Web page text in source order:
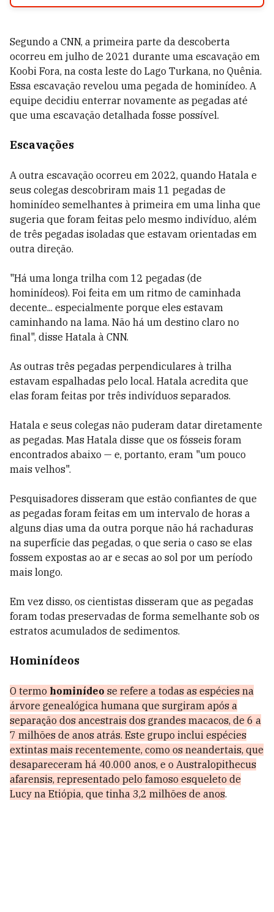
Segundo a CNN, a primeira parte da descoberta
ocorreu em julho de 2021 durante uma escavação em
Koobi Fora, na costa leste do Lago Turkana, no Quênia.
Essa escavação revelou uma pegada de hominídeo. A
equipe decidiu enterrar novamente as pegadas até
que uma escavação detalhada fosse possível.
Escavações
A outra escavação ocorreu em 2022, quando Hatala e
seus colegas descobriram mais 11 pegadas de
hominídeo semelhantes à primeira em uma linha que
sugeria que foram feitas pelo mesmo indivíduo, além
de três pegadas isoladas que estavam orientadas em
outra direção.
"Há uma longa trilha com 12 pegadas (de
hominídeos). Foi feita em um ritmo de caminhada
decente... especialmente porque eles estavam
caminhando na lama. Não há um destino claro no
final", disse Hatala à CNN.
As outras três pegadas perpendiculares à trilha
estavam espalhadas pelo local. Hatala acredita que
elas foram feitas por três indivíduos separados.
Hatala e seus colegas não puderam datar diretamente
as pegadas. Mas Hatala disse que os fósseis foram
encontrados abaixo — e, portanto, eram "um pouco
mais velhos".
Pesquisadores disseram que estão confiantes de que
as pegadas foram feitas em um intervalo de horas a
alguns dias uma da outra porque não há rachaduras
na superfície das pegadas, o que seria o caso se elas
fossem expostas ao ar e secas ao sol por um período
mais longo.
Em vez disso, os cientistas disseram que as pegadas
foram todas preservadas de forma semelhante sob os
estratos acumulados de sedimentos.
Hominídeos
O termo hominídeo se refere a todas as espécies na
árvore genealógica humana que surgiram após a
separação dos ancestrais dos grandes macacos, de 6 a
7 milhões de anos atrás. Este grupo inclui espécies
extintas mais recentemente, como os neandertais, que
desapareceram há 40.000 anos, e o Australopithecus
afarensis, representado pelo famoso esqueleto de
Lucy na Etiópia, que tinha 3,2 milhões de anos.